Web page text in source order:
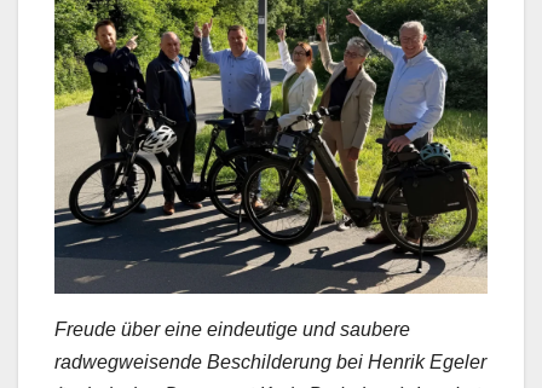
Freude über eine eindeutige und saubere
radwegweisende Beschilderung bei Henrik Egeler